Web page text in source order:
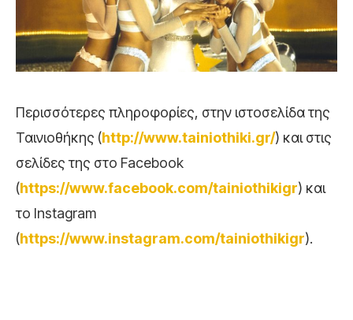
Περισσότερες πληροφορίες, στην ιστοσελίδα της
Ταινιοθήκης (http://www.tainiothiki.gr/) και στις
σελίδες της στο Facebook
(https://www.facebook.com/tainiothikigr) και
το Ιnstagram
(https://www.instagram.com/tainiothikigr).